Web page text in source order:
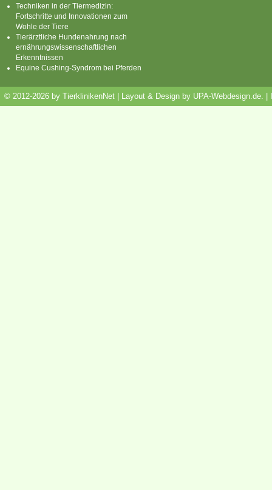
Techniken in der Tiermedizin:
Fortschritte und Innovationen zum
Wohle der Tiere
Tierärztliche Hundenahrung nach
ernährungswissenschaftlichen
Erkenntnissen
Equine Cushing-Syndrom bei Pferden
© 2012-2026 by TierklinikenNet | Layout & Design by UPA-Webdesign.de.